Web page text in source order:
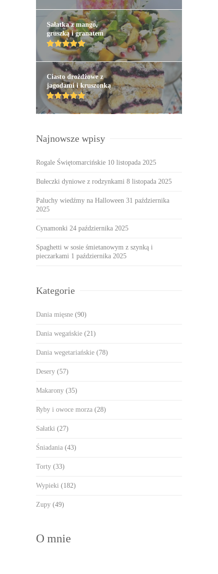
Sałatka z mango,
gruszką i granatem
Ciasto drożdżowe z
jagodami i kruszonką
Najnowsze wpisy
Rogale Świętomarcińskie 10 listopada 2025
Bułeczki dyniowe z rodzynkami 8 listopada 2025
Paluchy wiedźmy na Halloween 31 października
2025
Cynamonki 24 października 2025
Spaghetti w sosie śmietanowym z szynką i
pieczarkami 1 października 2025
Kategorie
Dania mięsne (90)
Dania wegańskie (21)
Dania wegetariańskie (78)
Desery (57)
Makarony (35)
Ryby i owoce morza (28)
Sałatki (27)
Śniadania (43)
Torty (33)
Wypieki (182)
Zupy (49)
O mnie